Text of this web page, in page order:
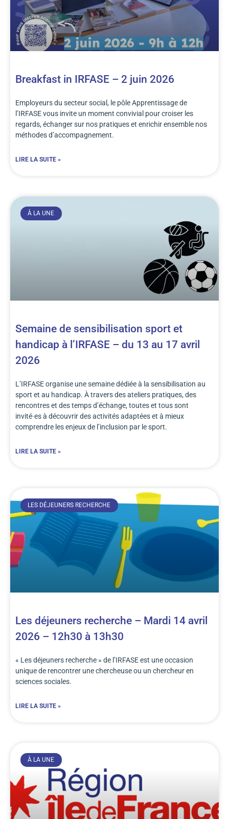
Breakfast in IRFASE – 2 juin 2026
Employeurs du secteur social, le pôle Apprentissage de
l’IRFASE vous invite un moment convivial pour croiser les
regards, échanger sur nos pratiques et enrichir ensemble nos
méthodes d’accompagnement.
LIRE LA SUITE »
À LA UNE
Semaine de sensibilisation sport et
handicap à l’IRFASE – du 13 au 17 avril
2026
L’IRFASE organise une semaine dédiée à la sensibilisation au
sport et au handicap. À travers des ateliers pratiques, des
rencontres et des temps d’échange, toutes et tous sont
invité·es à découvrir des activités adaptées et à mieux
comprendre les enjeux de l’inclusion par le sport.
LIRE LA SUITE »
LES DÉJEUNERS RECHERCHE
Les déjeuners recherche – Mardi 14 avril
2026 – 12h30 à 13h30
« Les déjeuners recherche » de l’IRFASE est une occasion
unique de rencontrer une chercheuse ou un chercheur en
sciences sociales.
LIRE LA SUITE »
À LA UNE